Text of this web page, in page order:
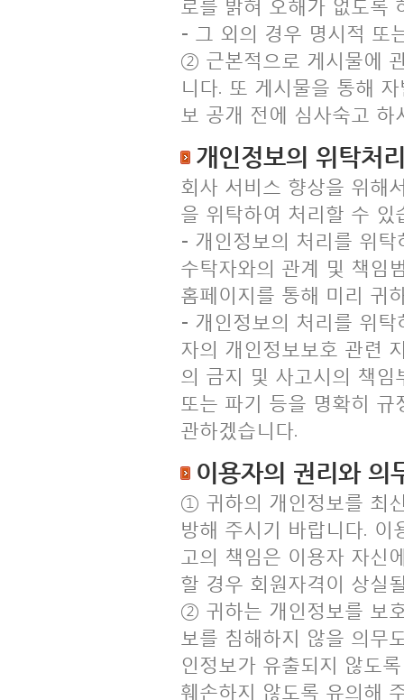
- 그 외의 경우 명시적 또
② 근본적으로 게시물에
니다. 또 게시물을 통해
보 공개 전에 심사숙고 하
개인정보의 위탁처
회사 서비스 향상을 위해
을 위탁하여 처리할 수 있
- 개인정보의 처리를 위
수탁자와의 관계 및 책임
홈페이지를 통해 미리 귀
- 개인정보의 처리를 위
자의 개인정보보호 관련
의 금지 및 사고시의 책
또는 파기 등을 명확히
관하겠습니다.
이용자의 권리와 의
① 귀하의 개인정보를 최
방해 주시기 바랍니다.
고의 책임은 이용자 자신
할 경우 회원자격이 상실
② 귀하는 개인정보를 보
보를 침해하지 않을 의무
인정보가 유출되지 않도
훼손하지 않도록 유의해